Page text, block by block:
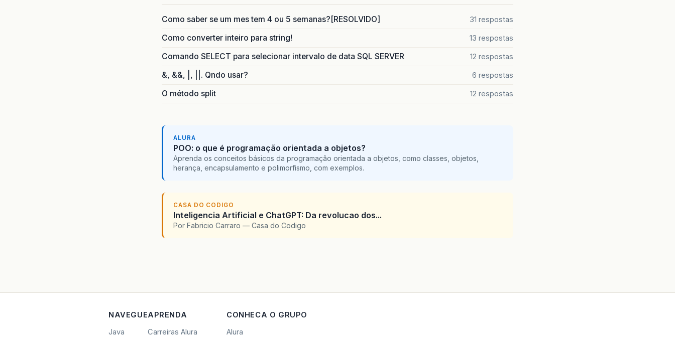
Como saber se um mes tem 4 ou 5 semanas?[RESOLVIDO] 31 respostas
Como converter inteiro para string! 13 respostas
Comando SELECT para selecionar intervalo de data SQL SERVER 12 respostas
&, &&, |, ||. Qndo usar? 6 respostas
O método split 12 respostas
ALURA
POO: o que é programação orientada a objetos?
Aprenda os conceitos básicos da programação orientada a objetos, como classes, objetos,
herança, encapsulamento e polimorfismo, com exemplos.
CASA DO CODIGO
Inteligencia Artificial e ChatGPT: Da revolucao dos...
Por Fabricio Carraro — Casa do Codigo
NAVEGUE
Java
APRENDA
Carreiras Alura
CONHECA O GRUPO
Alura